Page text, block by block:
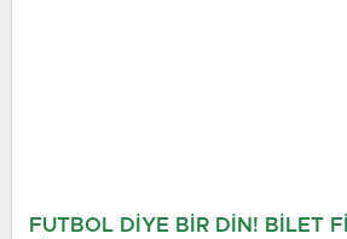
FUTBOL DİYE BİR DİN! BİLET